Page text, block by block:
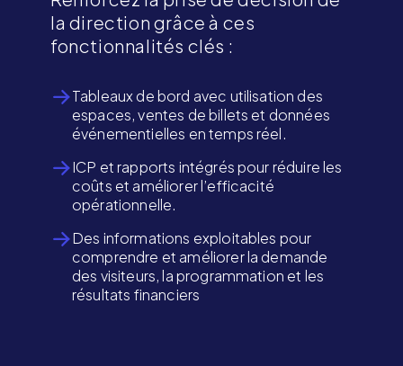
la direction grâce à ces
fonctionnalités clés :
Tableaux de bord avec utilisation des
espaces, ventes de billets et données
événementielles en temps réel.
ICP et rapports intégrés pour réduire les
coûts et améliorer l’efficacité
opérationnelle.
Des informations exploitables pour
comprendre et améliorer la demande
des visiteurs, la programmation et les
résultats financiers